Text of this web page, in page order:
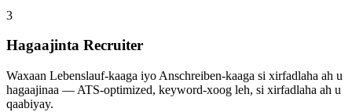
3
Hagaajinta Recruiter
Waxaan Lebenslauf-kaaga iyo Anschreiben-kaaga si xirfadlaha ah u
hagaajinaa — ATS-optimized, keyword-xoog leh, si xirfadlaha ah u
qaabiyay.